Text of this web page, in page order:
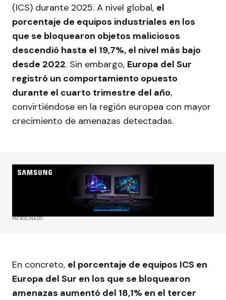
(ICS) durante 2025. A nivel global, el
porcentaje de equipos industriales en los
que se bloquearon objetos maliciosos
descendió hasta el 19,7%, el nivel más bajo
desde 2022. Sin embargo, Europa del Sur
registró un comportamiento opuesto
durante el cuarto trimestre del año,
convirtiéndose en la región europea con mayor
crecimiento de amenazas detectadas.
PATROCINADO
En concreto, el porcentaje de equipos ICS en
Europa del Sur en los que se bloquearon
amenazas aumentó del 18,1% en el tercer